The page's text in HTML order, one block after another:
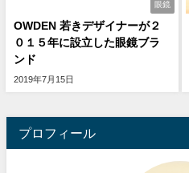
眼鏡
OWDEN 若きデザイナーが２
０１５年に設立した眼鏡ブラ
ンド
2019年7月15日
プロフィール